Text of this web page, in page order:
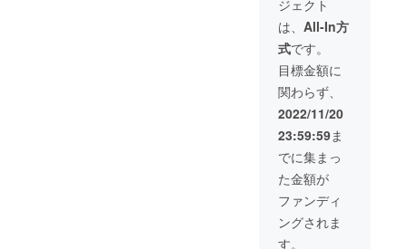
埼玉県
ときが
（参加
者ご自
身でお
越しく
ださ
大人
（高校
生以
上）1名
の参加
権で
す。 ※
グ、フ
ローリ
ングの
ダイニ
ングの
床を撤
去し、
床下地
をつ
くっ
て、断
熱材を
設置。
仕上げ
に、と
きがわ
工さん
や設計
士か
ら、窓
断熱を
高める
ための
ポイン
トを教
えても
らい実
践する
ワーク
ショッ
プ。 リ
ビング&
ジェクト
は、 All-In方
式です。
目標金額に
関わらず、
2022/11/20
23:59:59ま
でに集まっ
た金額が
ファンディ
ングされま
す。